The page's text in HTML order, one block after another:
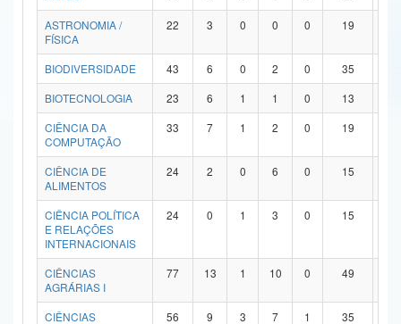
Secretaria de Governo
Advocacia-Geral da União
Banco Central do Brasil
ASTRONOMIA /
FÍSICA
22 3 0 0 0 19
BIODIVERSIDADE 43 6 0 2 0 35
BIOTECNOLOGIA
23 6 1 1 0 13
CIÊNCIA DA
COMPUTAÇÃO
33 7 1 2 0 19
CIÊNCIA DE
ALIMENTOS
24 2 0 6 0 15
CIÊNCIA POLÍTICA
E RELAÇÕES
INTERNACIONAIS
24 0 1 3 0 15
CIÊNCIAS
AGRÁRIAS I
77 13 1 10 0 49
CIÊNCIAS
56 9 3 7 1 35